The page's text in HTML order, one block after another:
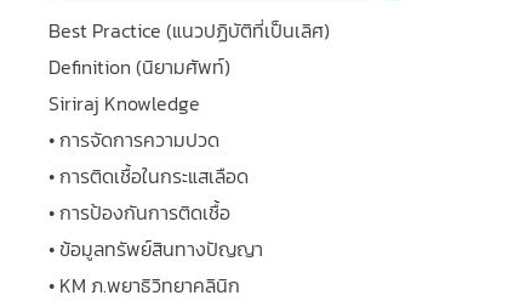
Best Practice (แนวปฏิบัติที่เป็นเลิศ)
Definition (นิยามศัพท์)
Siriraj Knowledge
• การจัดการความปวด
• การติดเชื้อในกระแสเลือด
• การป้องกันการติดเชื้อ
• ข้อมูลทรัพย์สินทางปัญญา
• KM ภ.พยาธิวิทยาคลินิก